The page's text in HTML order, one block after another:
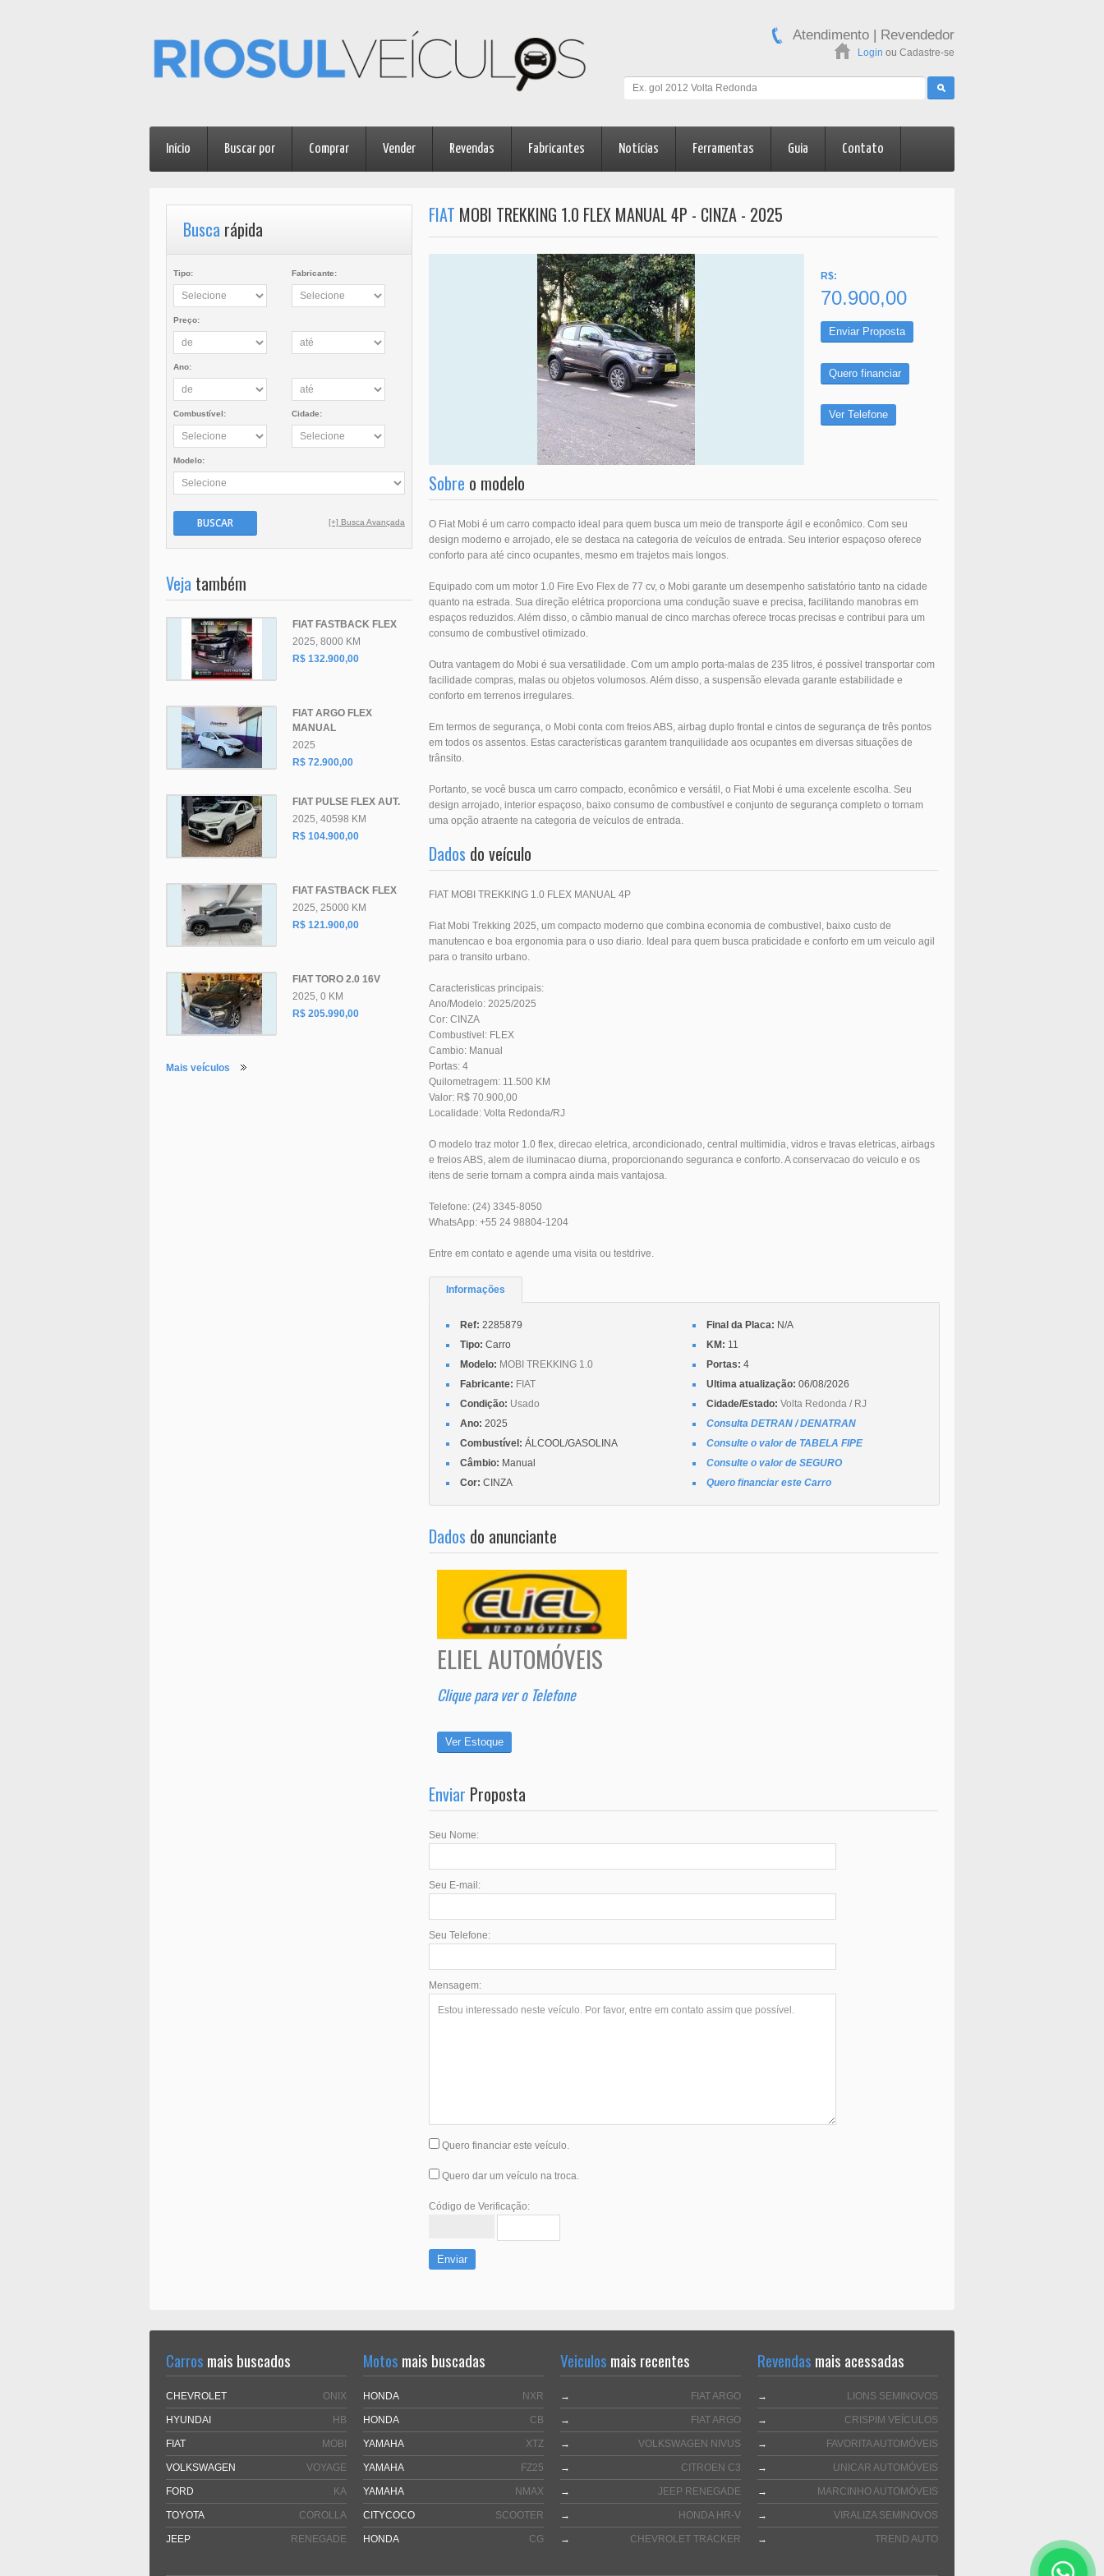
Atendimento | Revendedor
Login ou Cadastre-se
Início Buscar por Comprar Vender Revendas Fabricantes Notícias Ferramentas Guia Contato
FIAT MOBI TREKKING 1.0 FLEX MANUAL 4P - CINZA - 2025
R$:
70.900,00
Enviar Proposta
Quero financiar
Ver Telefone
Sobre o modelo
O Fiat Mobi é um carro compacto ideal para quem busca um meio de transporte ágil e econômico. Com seu
design moderno e arrojado, ele se destaca na categoria de veículos de entrada. Seu interior espaçoso oferece
conforto para até cinco ocupantes, mesmo em trajetos mais longos.
Equipado com um motor 1.0 Fire Evo Flex de 77 cv, o Mobi garante um desempenho satisfatório tanto na cidade
quanto na estrada. Sua direção elétrica proporciona uma condução suave e precisa, facilitando manobras em
espaços reduzidos. Além disso, o câmbio manual de cinco marchas oferece trocas precisas e contribui para um
consumo de combustível otimizado.
Outra vantagem do Mobi é sua versatilidade. Com um amplo porta-malas de 235 litros, é possível transportar com
facilidade compras, malas ou objetos volumosos. Além disso, a suspensão elevada garante estabilidade e
conforto em terrenos irregulares.
Em termos de segurança, o Mobi conta com freios ABS, airbag duplo frontal e cintos de segurança de três pontos
em todos os assentos. Estas características garantem tranquilidade aos ocupantes em diversas situações de
trânsito.
Portanto, se você busca um carro compacto, econômico e versátil, o Fiat Mobi é uma excelente escolha. Seu
design arrojado, interior espaçoso, baixo consumo de combustível e conjunto de segurança completo o tornam
uma opção atraente na categoria de veículos de entrada.
Dados do veículo
FIAT MOBI TREKKING 1.0 FLEX MANUAL 4P
Fiat Mobi Trekking 2025, um compacto moderno que combina economia de combustivel, baixo custo de
manutencao e boa ergonomia para o uso diario. Ideal para quem busca praticidade e conforto em um veiculo agil
para o transito urbano.
Caracteristicas principais:
Ano/Modelo: 2025/2025
Cor: CINZA
Combustivel: FLEX
Cambio: Manual
Portas: 4
Quilometragem: 11.500 KM
Valor: R$ 70.900,00
Localidade: Volta Redonda/RJ
O modelo traz motor 1.0 flex, direcao eletrica, arcondicionado, central multimidia, vidros e travas eletricas, airbags
e freios ABS, alem de iluminacao diurna, proporcionando seguranca e conforto. A conservacao do veiculo e os
itens de serie tornam a compra ainda mais vantajosa.
Telefone: (24) 3345-8050
WhatsApp: +55 24 98804-1204
Entre em contato e agende uma visita ou testdrive.
Informações
Ref: 2285879
Tipo: Carro
Modelo: MOBI TREKKING 1.0
Fabricante: FIAT
Condição: Usado
Ano: 2025
Combustível: ÁLCOOL/GASOLINA
Câmbio: Manual
Cor: CINZA
Final da Placa: N/A
KM: 11
Portas: 4
Ultima atualização: 06/08/2026
Cidade/Estado: Volta Redonda / RJ
Consulta DETRAN / DENATRAN
Consulte o valor de TABELA FIPE
Consulte o valor de SEGURO
Quero financiar este Carro
Dados do anunciante
ELIEL AUTOMÓVEIS
Clique para ver o Telefone
Ver Estoque
Enviar Proposta
Seu Nome:
Seu E-mail:
Seu Telefone:
Mensagem:
Quero financiar este veículo.
Quero dar um veículo na troca.
Código de Verificação:
Enviar
Busca rápida
Tipo: Fabricante:
Preço:
Ano:
Combustível: Cidade:
Modelo:
BUSCAR [+] Busca Avançada
Veja também
FIAT FASTBACK FLEX
2025, 8000 KM
R$ 132.900,00
FIAT ARGO FLEX
MANUAL
2025
R$ 72.900,00
FIAT PULSE FLEX AUT.
2025, 40598 KM
R$ 104.900,00
FIAT FASTBACK FLEX
2025, 25000 KM
R$ 121.900,00
FIAT TORO 2.0 16V
2025, 0 KM
R$ 205.990,00
Mais veículos
Carros mais buscados
CHEVROLET ONIX
HYUNDAI HB
FIAT MOBI
VOLKSWAGEN VOYAGE
FORD KA
TOYOTA COROLLA
JEEP RENEGADE
Motos mais buscadas
HONDA NXR
HONDA CB
YAMAHA XTZ
YAMAHA FZ25
YAMAHA NMAX
CITYCOCO SCOOTER
HONDA CG
Veiculos mais recentes
→ FIAT ARGO
→ FIAT ARGO
→ VOLKSWAGEN NIVUS
→ CITROEN C3
→ JEEP RENEGADE
→ HONDA HR-V
→ CHEVROLET TRACKER
Revendas mais acessadas
→ LIONS SEMINOVOS
→ CRISPIM VEÍCULOS
→ FAVORITA AUTOMÓVEIS
→ UNICAR AUTOMÓVEIS
→ MARCINHO AUTOMÓVEIS
→ VIRALIZA SEMINOVOS
→ TREND AUTO